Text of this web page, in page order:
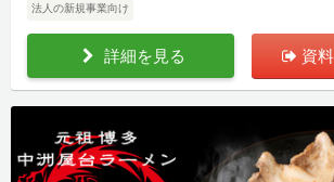
法人の新規事業向け
詳細を見る 資